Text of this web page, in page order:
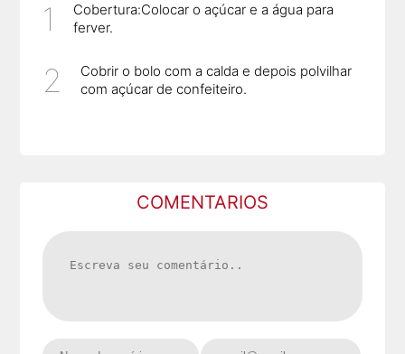
Cobertura:Colocar o açúcar e a água para
ferver.
Cobrir o bolo com a calda e depois polvilhar
com açúcar de confeiteiro.
COMENTARIOS